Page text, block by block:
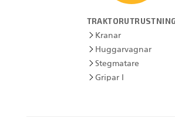
TRAKTORUTRUSTNING
Kranar
Huggarvagnar
Stegmatare
Gripar I